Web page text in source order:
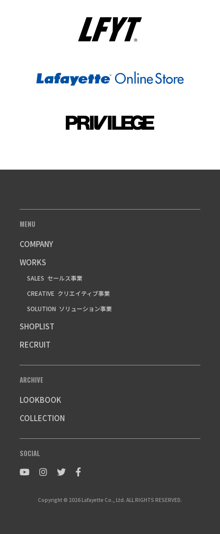
MENU
COMPANY
WORKS
SALES セールス事業
CREATIVE クリエイティブ事業
SOLUTION ソリューション事業
SHOPLIST
RECRUIT
ARCHIVE
LOOKBOOK
COLLECTION
SOCIAL
Copyright © 2026 Lafayette Co., Ltd. ALL RIGHTS RESERVED.